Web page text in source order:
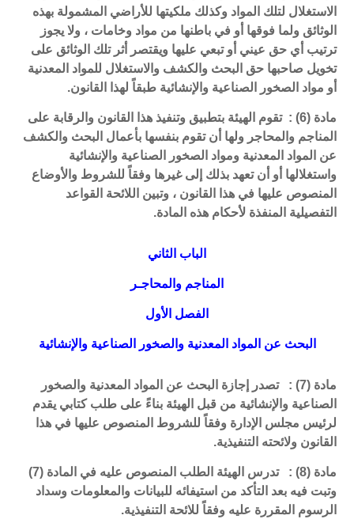
الاستغلال لتلك المواد وكذلك ملكيتها للأراضي المشمولة بهذه
الوثائق ولما فوقها أو في باطنها من مواد وخامات ، ولا يجوز
ترتيب أي حق عيني أو تبعي عليها ويقتصر أثر تلك الوثائق على
تخويل صاحبها حق البحث والكشف والاستغلال للمواد المعدنية
أو مواد الصخور الصناعية والإنشائية طبقاً لهذا القانون.
مادة (6) : تقوم الهيئة بتطبيق وتنفيذ هذا القانون والرقابة على
المناجم والمحاجر ولها أن تقوم بنفسها بأعمال البحث والكشف
عن المواد المعدنية ومواد الصخور الصناعية والإنشائية
واستغلالها أو أن تعهد بذلك إلى غيرها وفقاً للشروط والأوضاع
المنصوص عليها في هذا القانون ، وتبين اللائحة القواعد
التفصيلية المنفذة لأحكام هذه المادة.
الباب الثاني
المناجم والمحاجـر
الفصل الأول
البحث عن المواد المعدنية والصخور الصناعية والإنشائية
مادة (7) : تصدر إجازة البحث عن المواد المعدنية والصخور
الصناعية والإنشائية من قبل الهيئة بناءً على طلب كتابي يقدم
لرئيس مجلس الإدارة وفقاً للشروط المنصوص عليها في هذا
القانون ولائحته التنفيذية.
مادة (8) : تدرس الهيئة الطلب المنصوص عليه في المادة (7)
وتبت فيه بعد التأكد من استيفائه للبيانات والمعلومات وسداد
الرسوم المقررة عليه وفقاً للائحة التنفيذية.